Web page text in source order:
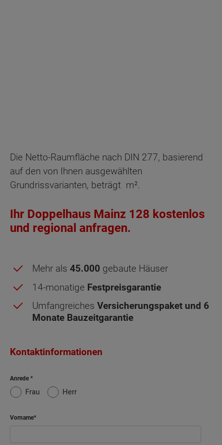
Standard
Netto-Raumfläche nach DIN 277 Obergeschoss
Dachgeschoss - Grundrissvarianten:
Kind 17.67 m²
Die Netto-Raumfläche nach DIN 277, basierend
auf den von Ihnen ausgewählten
Grundrissvarianten, beträgt m².
Ihr Doppelhaus Mainz 128 kostenlos
und regional anfragen.
Mehr als 45.000 gebaute Häuser
14-monatige Festpreisgarantie
Umfangreiches Versicherungspaket und 6
Monate Bauzeitgarantie
Kontaktinformationen
Anrede
Frau Herr
Vorname